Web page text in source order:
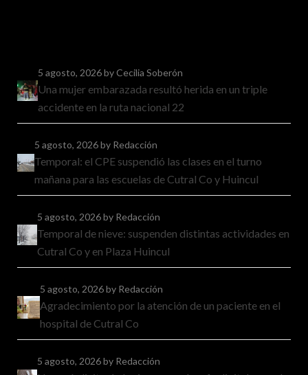
5 agosto, 2026by Cecilia Soberón
Una mujer embarazada resultó herida en un triple
accidente en la ruta nacional 22
5 agosto, 2026by Redacción
Temporal: el CPE suspendió las clases en el turno
mañana para las escuelas de Cutral Co y Huincul
5 agosto, 2026by Redacción
Temporal de nieve: suspenden distintas actividades en
Cutral Co y en Plaza Huincul
5 agosto, 2026by Redacción
Agradecimiento por la atención de un paciente en el
hospital de Cutral Co
5 agosto, 2026by Redacción